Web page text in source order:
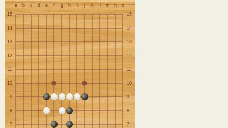
a b c d e f g h i j k l m n
o
15
15
14 14
13 13
12 12
11 11
10 10
9 9
8 8
7 7